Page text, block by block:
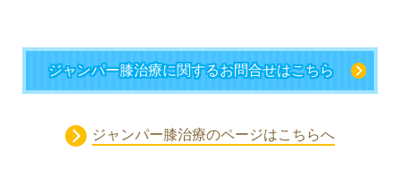
ジャンパー膝治療に関するお問合せはこちら
ジャンパー膝治療のページはこちらへ